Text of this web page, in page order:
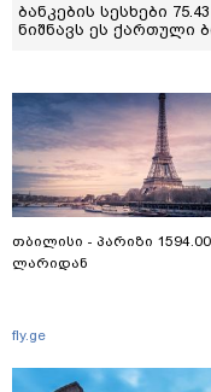
ბანკების სესხები
ნიშნავს ეს ქართული
თბილისი - პარიზი 1594.00
ლარიდან
fly.ge